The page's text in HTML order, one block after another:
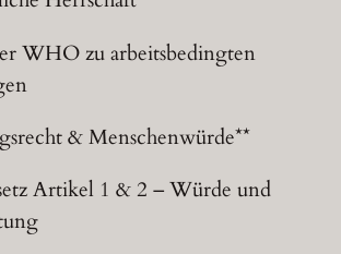
WHO zu arbeitsbedingten
& Menschenwürde**
Artikel 1 & 2 – Würde und